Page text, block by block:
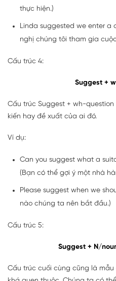
thực hiện.)
Linda suggested we enter a
nghị chúng tôi tham gia
Cấu trúc 4:
Suggest +
Cấu trúc Suggest + wh-
kiến hay đề xuất của ai đó.
Ví dụ:
Can you suggest what a
(Bạn có thể gợi ý một nhà
Please suggest when we
nào chúng ta nên bắt đầu.)
Cấu trúc 5:
Suggest + N/
Cấu trúc cuối cùng cũng là